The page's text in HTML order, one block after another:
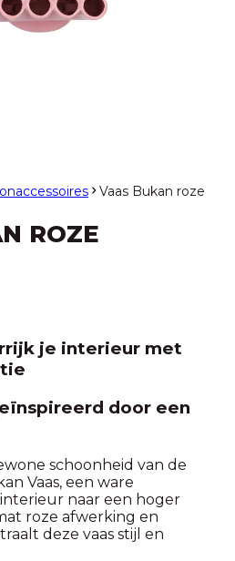
Vaas Bukan roze
ROZE
je interieur met
door een
schoonheid van de
Vaas, een ware
naar een hoger
roze afwerking en
deze vaas stijl en